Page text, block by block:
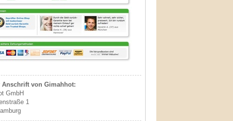
Anschrift von Gimahhot:
GmbH
1